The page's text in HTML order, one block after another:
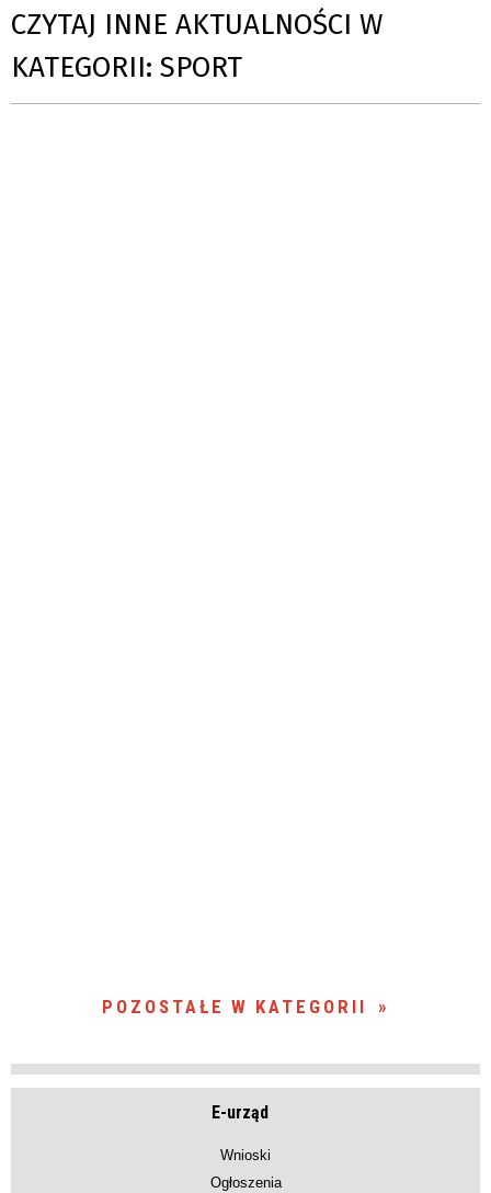
CZYTAJ INNE AKTUALNOŚCI W
KATEGORII: SPORT
POZOSTAŁE W KATEGORII
E-urząd
Wnioski
Ogłoszenia